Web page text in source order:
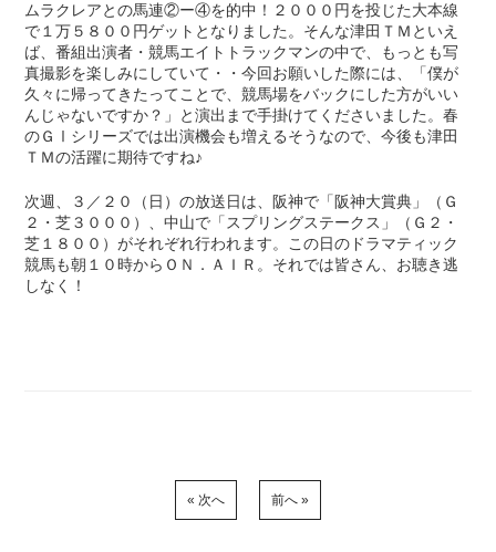
ムラクレアとの馬連②ー④を的中！２０００円を投じた大本線
で１万５８００円ゲットとなりました。そんな津田ＴＭといえ
ば、番組出演者・競馬エイトトラックマンの中で、もっとも写
真撮影を楽しみにしていて・・今回お願いした際には、「僕が
久々に帰ってきたってことで、競馬場をバックにした方がいい
んじゃないですか？」と演出まで手掛けてくださいました。春
のＧⅠシリーズでは出演機会も増えるそうなので、今後も津田
ＴＭの活躍に期待ですね♪
次週、３／２０（日）の放送日は、阪神で「阪神大賞典」（Ｇ
２・芝３０００）、中山で「スプリングステークス」（Ｇ２・
芝１８００）がそれぞれ行われます。この日のドラマティック
競馬も朝１０時からＯＮ．ＡＩＲ。それでは皆さん、お聴き逃
しなく！
« 次へ 前へ »